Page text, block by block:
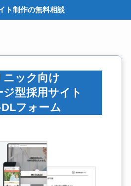
ト制作の無料相談
ニック向け
型採用サイト
フォーム